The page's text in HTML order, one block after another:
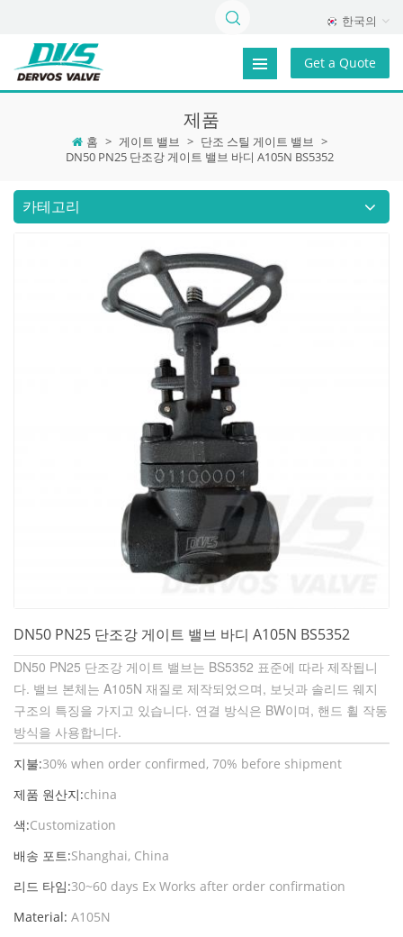
한국의
Get a Quote
제품
홈 > 게이트 밸브 > 단조 스틸 게이트 밸브 >
DN50 PN25 단조강 게이트 밸브 바디 A105N BS5352
카테고리
DN50 PN25 단조강 게이트 밸브 바디 A105N BS5352
DN50 PN25 단조강 게이트 밸브는 BS5352 표준에 따라 제작됩니
다. 밸브 본체는 A105N 재질로 제작되었으며, 보닛과 솔리드 웨지
구조의 특징을 가지고 있습니다. 연결 방식은 BW이며, 핸드 휠 작동
방식을 사용합니다.
지불:30% when order confirmed, 70% before shipment
제품 원산지:china
색:Customization
배송 포트:Shanghai, China
리드 타임:30~60 days Ex Works after order confirmation
Material: A105N